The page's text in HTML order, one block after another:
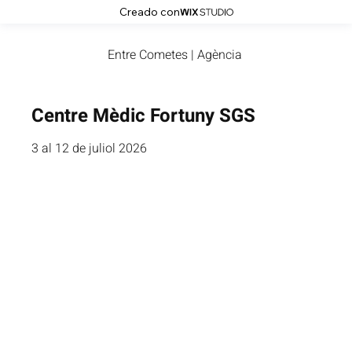
Creado con
3 al 12 de juliol 2026
Centre Mèdic Fortuny SGS
Entre Cometes | Agència